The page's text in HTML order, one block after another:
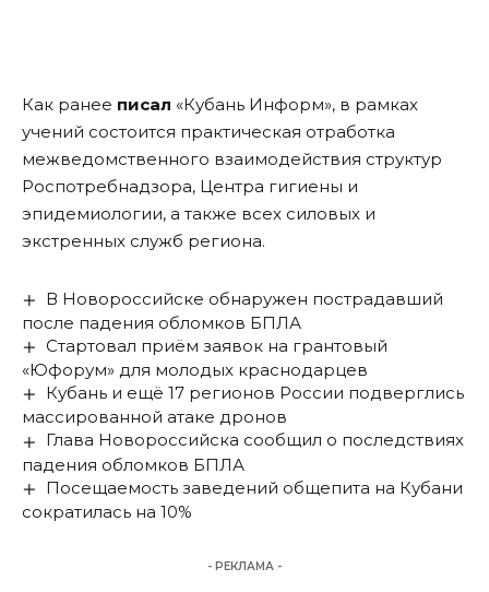
Как ранее писал «Кубань Информ», в рамках
учений состоится практическая отработка
межведомственного взаимодействия структур
Роспотребнадзора, Центра гигиены и
эпидемиологии, а также всех силовых и
экстренных служб региона.
В Новороссийске обнаружен пострадавший
после падения обломков БПЛА
Стартовал приём заявок на грантовый
«Юфорум» для молодых краснодарцев
Кубань и ещё 17 регионов России подверглись
массированной атаке дронов
Глава Новороссийска сообщил о последствиях
падения обломков БПЛА
Посещаемость заведений общепита на Кубани
сократилась на 10%
- РЕКЛАМА -